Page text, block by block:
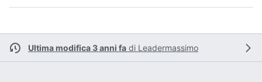
Ultima modifica 3 anni fa di Leadermassimo